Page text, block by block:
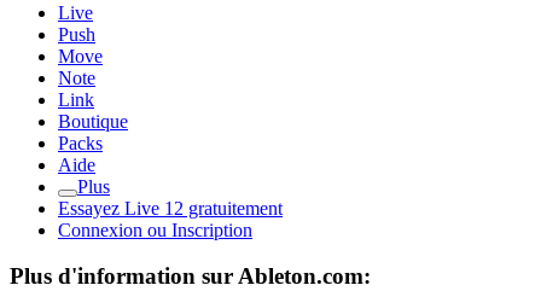
Live
Push
Move
Note
Link
Boutique
Packs
Aide
Plus
Essayez Live 12 gratuitement
Connexion ou Inscription
Plus d'information sur Ableton.com: